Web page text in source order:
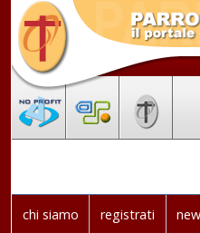
chi siamo registrati